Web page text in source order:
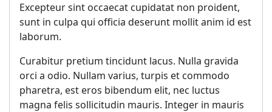
Excepteur sint occaecat cupidatat non proident,
sunt in culpa qui officia deserunt mollit anim id est
laborum.
Curabitur pretium tincidunt lacus. Nulla gravida
orci a odio. Nullam varius, turpis et commodo
pharetra, est eros bibendum elit, nec luctus
magna felis sollicitudin mauris. Integer in mauris